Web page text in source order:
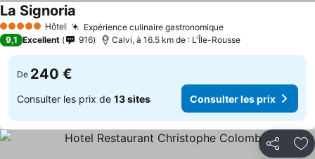
5 Étoiles Hôtel Expérience culinaire gastronomique
La Signoria
9,1 Excellent 916 Calvi, à 16.5 km de : L'Île-Rousse
De 240 €
Consulter les prix de 13 sites Consulter les prix
Partager